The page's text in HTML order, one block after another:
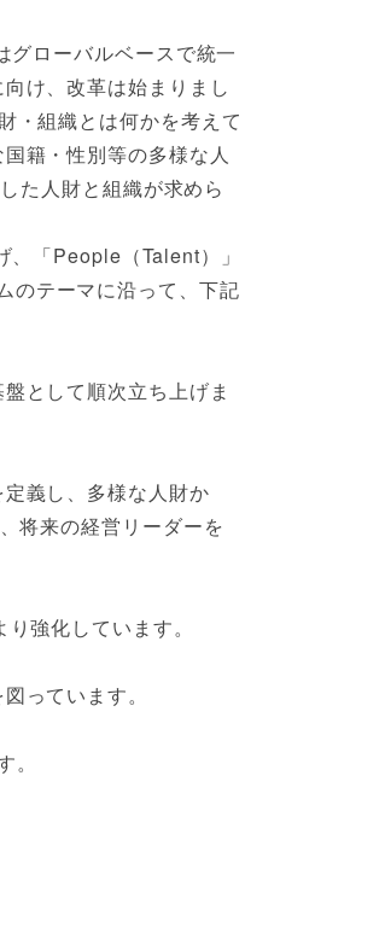
ローバルベースで統一
け、改革は始まりまし
・組織とは何かを考えて
籍・性別等の多様な人
た人財と組織が求めら
「People（Talent）」
のテーマに沿って、下記
として順次立ち上げま
義し、多様な人財か
将来の経営リーダーを
強化しています。
っています。